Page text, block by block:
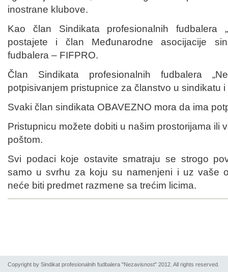
inostrane klubove.
Kao član Sindikata profesionalnih fudbalera
postajete i član Međunarodne asocijacije
fudbalera – FIFPRO.
Član Sindikata profesionalnih fudbalera
potpisivanjem pristupnice za članstvo u sindikatu
Svaki član sindikata OBAVEZNO mora da ima
Pristupnicu možete dobiti u našim prostorijama ili
poštom.
Svi podaci koje ostavite smatraju se strogo
samo u svrhu za koju su namenjeni i uz vaše
neće biti predmet razmene sa trećim licima.
Copyright by Sindikat profesionalnih fudbalera "Nezavisnost" 2012. All rights reserved.